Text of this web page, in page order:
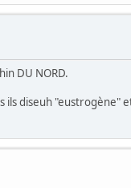
DU NORD.
diseuh